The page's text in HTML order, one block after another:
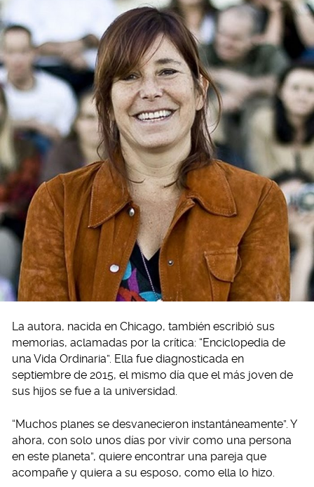
La autora, nacida en Chicago, también escribió sus
memorias, aclamadas por la crítica: “Enciclopedia de
una Vida Ordinaria”. Ella fue diagnosticada en
septiembre de 2015, el mismo día que el más joven de
sus hijos se fue a la universidad.
“Muchos planes se desvanecieron instantáneamente”. Y
ahora, con solo unos días por vivir como una persona
en este planeta”, quiere encontrar una pareja que
acompañe y quiera a su esposo, como ella lo hizo.